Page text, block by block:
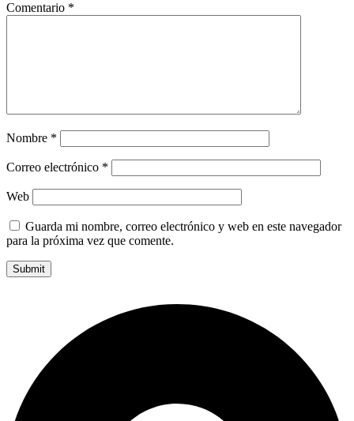
Comentario *
Nombre *
Correo electrónico *
Web
Guarda mi nombre, correo electrónico y web en este navegador
para la próxima vez que comente.